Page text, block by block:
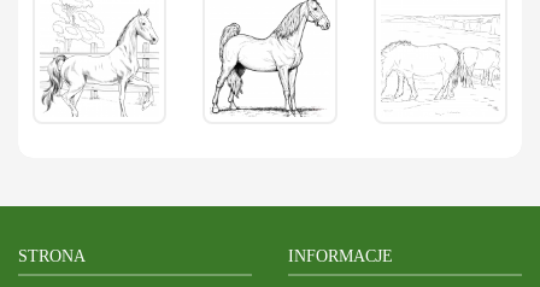
STRONA INFORMACJE